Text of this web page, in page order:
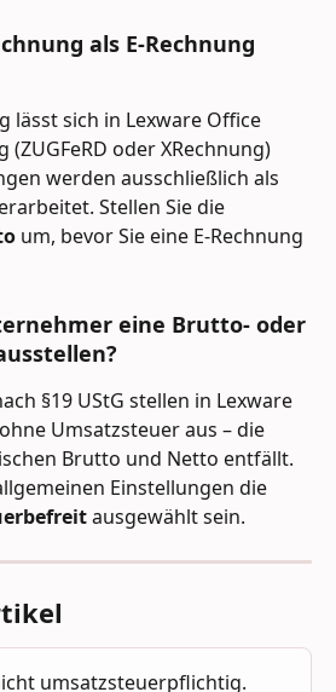
als E-Rechnung
lässt sich in Lexware Office
(ZUGFeRD oder XRechnung)
werden ausschließlich als
Stellen Sie die
um, bevor Sie eine E-Rechnung
eine Brutto- oder
§19 UStG stellen in Lexware
Umsatzsteuer aus – die
Brutto und Netto entfällt.
Einstellungen die
ausgewählt sein.
umsatzsteuerpflichtig.